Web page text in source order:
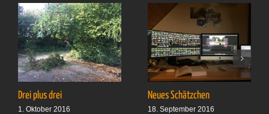
Drei plus drei
1. Oktober 2016
Neues Schätzchen
18. September 2016